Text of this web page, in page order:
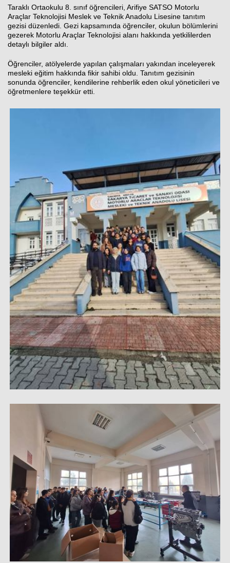
Taraklı Ortaokulu 8. sınıf öğrencileri, Arifiye SATSO Motorlu
Araçlar Teknolojisi Meslek ve Teknik Anadolu Lisesine tanıtım
gezisi düzenledi. Gezi kapsamında öğrenciler, okulun bölümlerini
gezerek Motorlu Araçlar Teknolojisi alanı hakkında yetkililerden
detaylı bilgiler aldı.
Öğrenciler, atölyelerde yapılan çalışmaları yakından inceleyerek
mesleki eğitim hakkında fikir sahibi oldu. Tanıtım gezisinin
sonunda öğrenciler, kendilerine rehberlik eden okul yöneticileri ve
öğretmenlere teşekkür etti.
Haberin Doğru Adresi.